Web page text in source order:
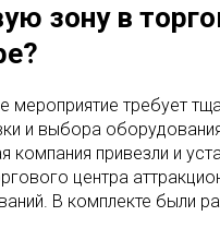
зону в
мероприятие требует
и выбора
компания привезли и
центра
В комплекте были